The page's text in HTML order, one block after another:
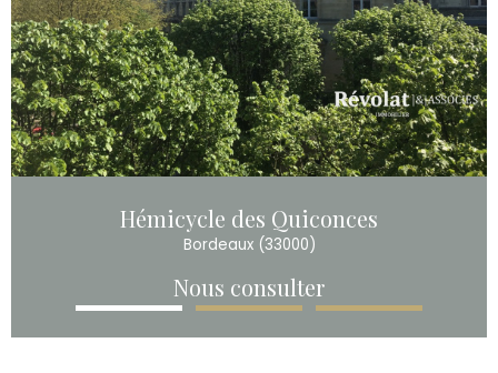
Hémicycle des Quiconces
Bordeaux (33000)
Nous consulter